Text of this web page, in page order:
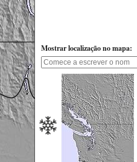
Mostrar localização no mapa: